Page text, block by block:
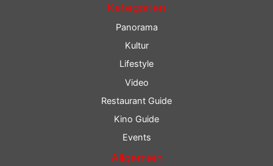
Kategorien
Panorama
Kultur
Lifestyle
Video
Restaurant Guide
Kino Guide
Events
Allgemein